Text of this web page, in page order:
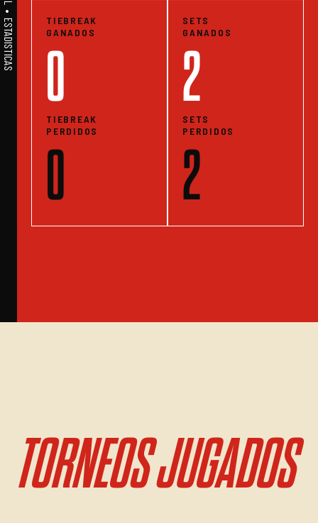
TIEBREAK
GANADOS
0
TIEBREAK
PERDIDOS
0
SETS
GANADOS
2
SETS
PERDIDOS
2
TORNEOS JUGADOS